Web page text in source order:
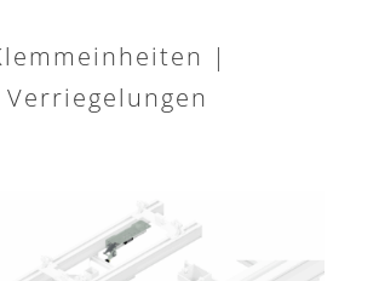
|
Verriegelungen